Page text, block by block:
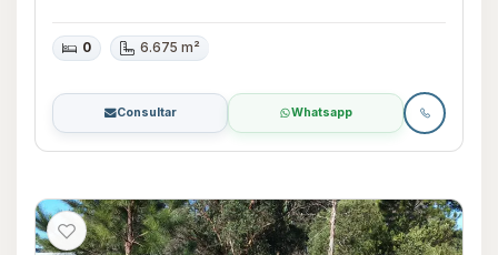
0 6.675 m²
Consultar Whatsapp